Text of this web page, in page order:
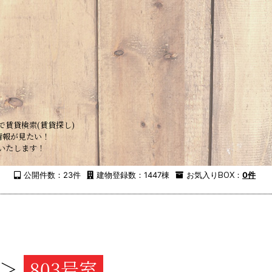
賃貸検索(賃貸探し)
が見たい！
します！
お気入りBOX ：0件
建物登録数：1447棟
公開件数：23件